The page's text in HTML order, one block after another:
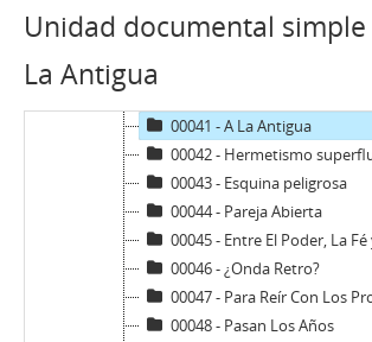
Unidad documental simple
La Antigua
00037 - En El Reino De La
00038 - Nostalgia De Tango
00041 - A La Antigua
00042 - Hermetismo
00043 - Esquina peligrosa
00044 - Pareja Abierta
00045 - Entre El Poder, La Fé
00046 - ¿Onda Retro?
00047 - Para Reír Con Los
00048 - Pasan Los Años